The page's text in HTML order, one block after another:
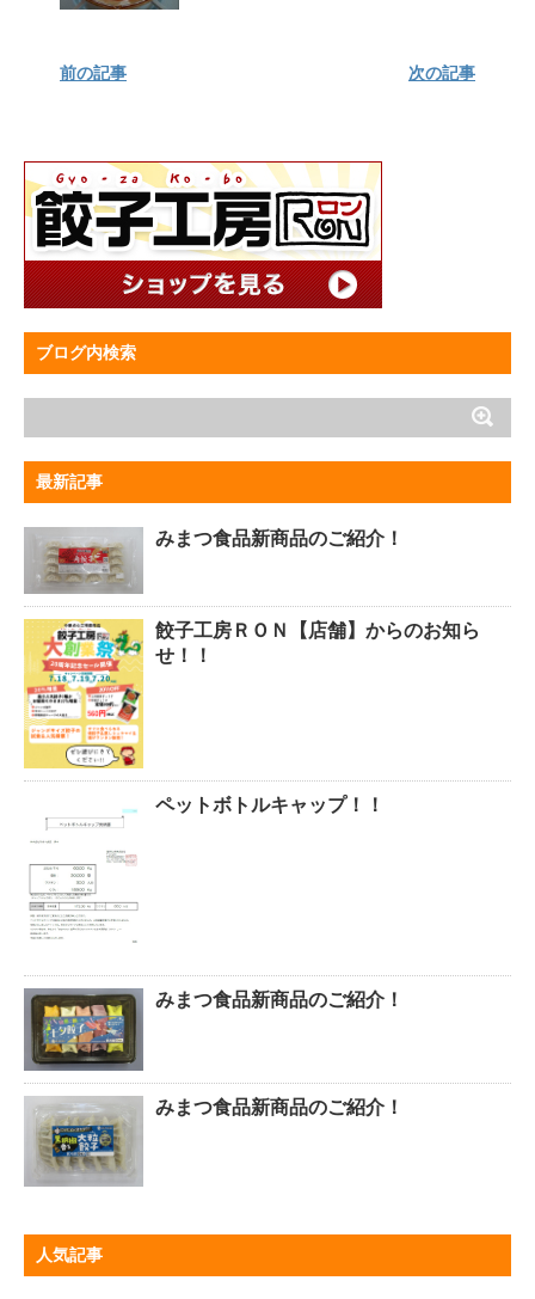
前の記事 次の記事
ブログ内検索
最新記事
みまつ食品新商品のご紹介！
餃子工房ＲＯＮ【店舗】からのお知ら
せ！！
ペットボトルキャップ！！
みまつ食品新商品のご紹介！
みまつ食品新商品のご紹介！
人気記事